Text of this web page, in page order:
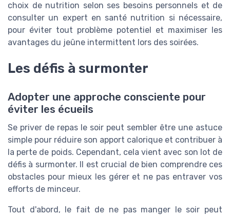
choix de nutrition selon ses besoins personnels et de
consulter un expert en santé nutrition si nécessaire,
pour éviter tout problème potentiel et maximiser les
avantages du jeûne intermittent lors des soirées.
Les défis à surmonter
Adopter une approche consciente pour
éviter les écueils
Se priver de repas le soir peut sembler être une astuce
simple pour réduire son apport calorique et contribuer à
la perte de poids. Cependant, cela vient avec son lot de
défis à surmonter. Il est crucial de bien comprendre ces
obstacles pour mieux les gérer et ne pas entraver vos
efforts de minceur.
Tout d'abord, le fait de ne pas manger le soir peut